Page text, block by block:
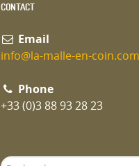
CONTACT
Email
info@la-malle-en-coin.com
Phone
+33 (0)3 88 93 28 23